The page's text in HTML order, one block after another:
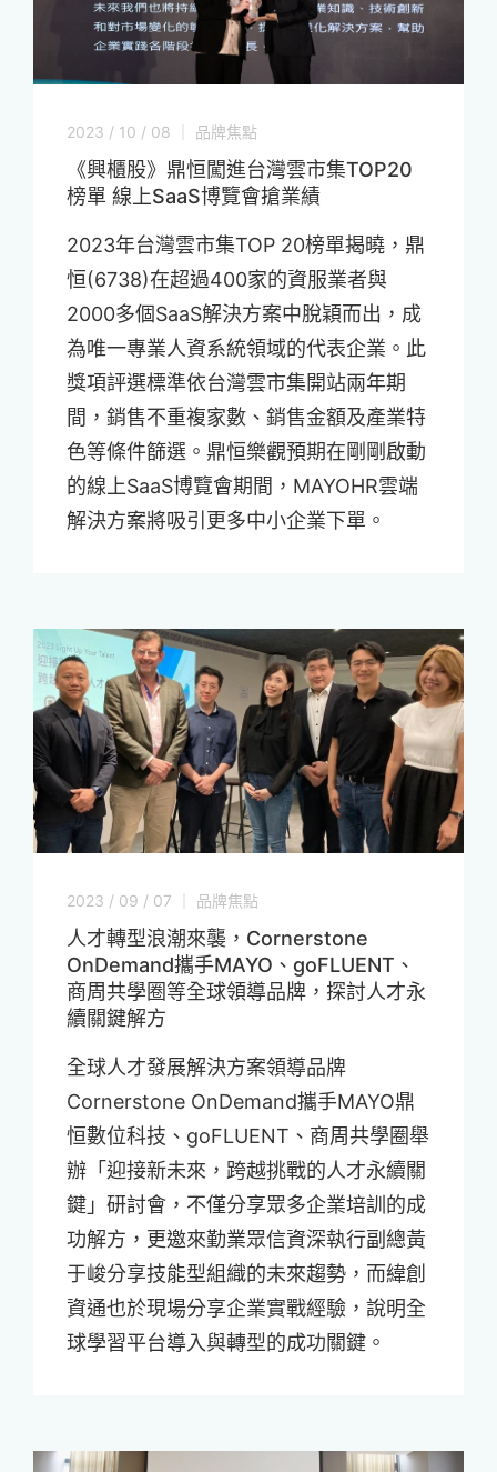
2023 / 10 / 08 ｜ 品牌焦點
《興櫃股》鼎恒闖進台灣雲市集TOP20
榜單 線上SaaS博覽會搶業績
2023年台灣雲市集TOP 20榜單揭曉，鼎
恒(6738)在超過400家的資服業者與
2000多個SaaS解決方案中脫穎而出，成
為唯一專業人資系統領域的代表企業。此
獎項評選標準依台灣雲市集開站兩年期
間，銷售不重複家數、銷售金額及產業特
色等條件篩選。鼎恒樂觀預期在剛剛啟動
的線上SaaS博覽會期間，MAYOHR雲端
解決方案將吸引更多中小企業下單。
2023 / 09 / 07 ｜ 品牌焦點
人才轉型浪潮來襲，Cornerstone
OnDemand攜手MAYO、goFLUENT、
商周共學圈等全球領導品牌，探討人才永
續關鍵解方
全球人才發展解決方案領導品牌
Cornerstone OnDemand攜手MAYO鼎
恒數位科技、goFLUENT、商周共學圈舉
辦「迎接新未來，跨越挑戰的人才永續關
鍵」研討會，不僅分享眾多企業培訓的成
功解方，更邀來勤業眾信資深執行副總黃
于峻分享技能型組織的未來趨勢，而緯創
資通也於現場分享企業實戰經驗，說明全
球學習平台導入與轉型的成功關鍵。